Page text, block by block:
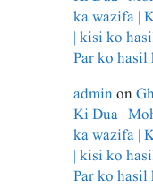
ka wazifa |
| kisi ko
Par ko
adminon
Ki Dua |
ka wazifa |
| kisi ko
Par ko